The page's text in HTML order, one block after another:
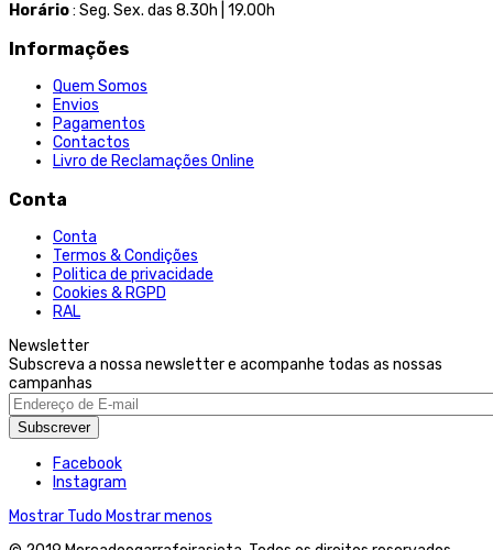
Horário: Seg. Sex. das 8.30h | 19.00h
Informações
Quem Somos
Envios
Pagamentos
Contactos
Livro de Reclamações Online
Conta
Conta
Termos & Condições
Politica de privacidade
Cookies & RGPD
RAL
Newsletter
Subscreva a nossa newsletter e acompanhe todas as nossas
campanhas
Subscrever
Facebook
Instagram
Mostrar Tudo Mostrar menos